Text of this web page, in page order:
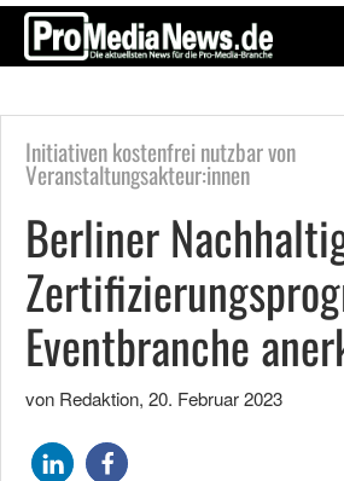
Initiativen kostenfrei nutzbar von
Veranstaltungsakteur:innen
Berliner
Eventbranche
von Redaktion, 20. Februar 2023